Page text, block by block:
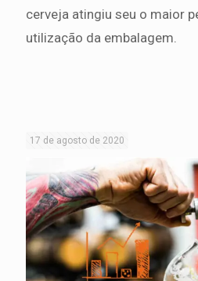
cerveja atingiu seu o maior
utilização da embalagem.
17 de agosto de 2020